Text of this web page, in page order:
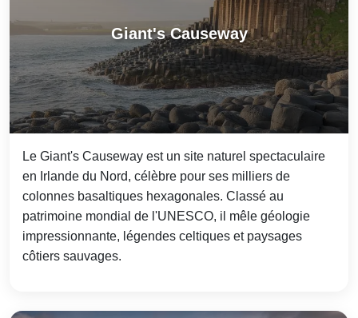
Giant's Causeway
Le Giant's Causeway est un site naturel spectaculaire
en Irlande du Nord, célèbre pour ses milliers de
colonnes basaltiques hexagonales. Classé au
patrimoine mondial de l'UNESCO, il mêle géologie
impressionnante, légendes celtiques et paysages
côtiers sauvages.